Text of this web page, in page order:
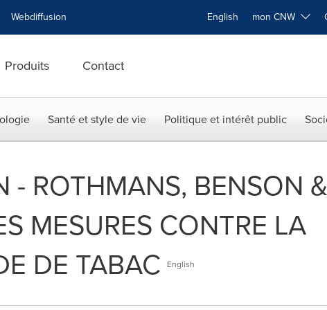
Webdiffusion English mon CNW
Produits Contact
Santé et style de vie Politique et intérêt public
- ROTHMANS, BENSON
MESURES CONTRE LA
DE TABAC
English